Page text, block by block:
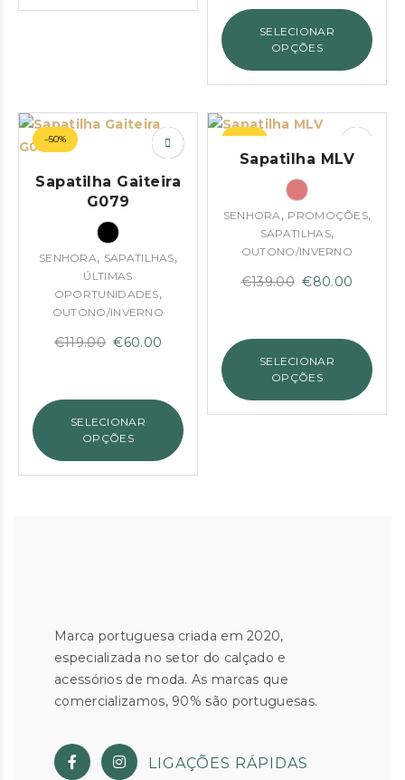
€49.90.
é:
€33.00.
SELECIONAR
OPÇÕES
–50%
Sapatilha Gaiteira
G079
SENHORA, SAPATILHAS,
ÚLTIMAS
OPORTUNIDADES,
OUTONO/INVERNO
€119.00 O
€119.00.
€60.00
é:
€60.00.
SELECIONAR
OPÇÕES
–42%
Sapatilha MLV
SENHORA, PROMOÇÕES,
SAPATILHAS,
OUTONO/INVERNO
€139.00 O
€139.00.
€80.00
é:
SELECIONAR
OPÇÕES
Marca portuguesa criada em 2020,
especializada no setor do calçado e
acessórios de moda. As marcas que
comercializamos, 90% são portuguesas.
LIGAÇÕES RÁPIDAS